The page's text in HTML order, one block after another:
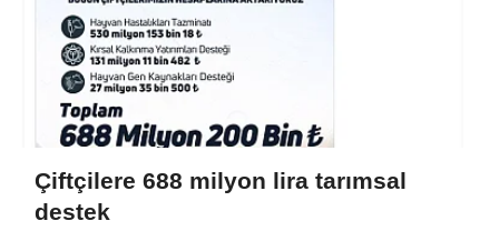
Çiftçilere 688 milyon lira tarımsal
destek